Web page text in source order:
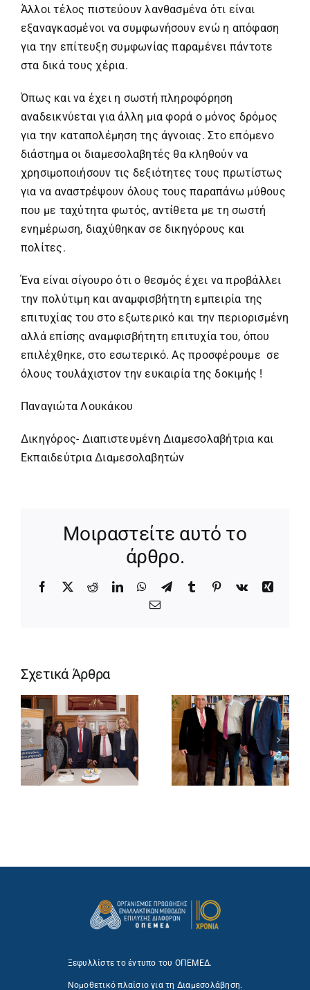
Άλλοι τέλος πιστεύουν λανθασμένα ότι είναι
εξαναγκασμένοι να συμφωνήσουν ενώ η απόφαση
για την επίτευξη συμφωνίας παραμένει πάντοτε
στα δικά τους χέρια.
Όπως και να έχει η σωστή πληροφόρηση
αναδεικνύεται για άλλη μια φορά ο μόνος δρόμος
για την καταπολέμηση της άγνοιας. Στο επόμενο
διάστημα οι διαμεσολαβητές θα κληθούν να
χρησιμοποιήσουν τις δεξιότητες τους πρωτίστως
για να αναστρέψουν όλους τους παραπάνω μύθους
που με ταχύτητα φωτός, αντίθετα με τη σωστή
ενημέρωση, διαχύθηκαν σε δικηγόρους και
πολίτες.
Ένα είναι σίγουρο ότι ο θεσμός έχει να προβάλλει
την πολύτιμη και αναμφισβήτητη εμπειρία της
επιτυχίας του στο εξωτερικό και την περιορισμένη
αλλά επίσης αναμφισβήτητη επιτυχία του, όπου
επιλέχθηκε, στο εσωτερικό. Ας προσφέρουμε σε
όλους τουλάχιστον την ευκαιρία της δοκιμής !
Παναγιώτα Λουκάκου
Δικηγόρος- Διαπιστευμένη Διαμεσολαβήτρια και
Εκπαιδεύτρια Διαμεσολαβητών
Μοιραστείτε αυτό το
άρθρο.
Facebook
X RedditLinkedInWhatsApp
TelegramTumblr Pinterest
Vk
Xing
Email
Σχετικά Άρθρα
Ξεφυλλίστε το έντυπο του ΟΠΕΜΕΔ.
Νομοθετικό πλαίσιο για τη Διαμεσολάβηση.